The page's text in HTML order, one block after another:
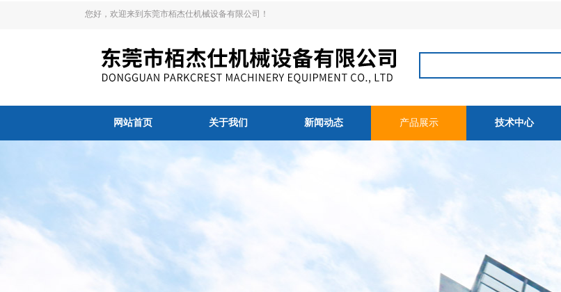
您好，欢迎来到东莞市栢杰仕机械设备有限公司！
网站首页 关于我们 新闻动态 产品展示 技术中心